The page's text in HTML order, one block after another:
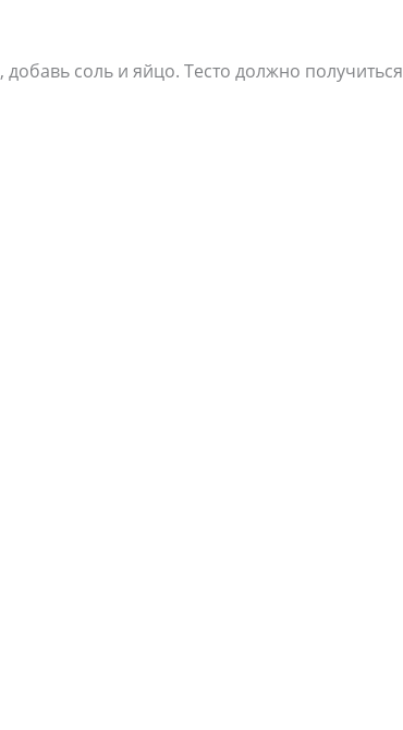
соль и яйцо. Тесто должно получиться